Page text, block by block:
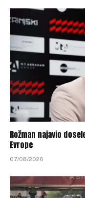
Rožman najavio
Evrope
07/08/2026